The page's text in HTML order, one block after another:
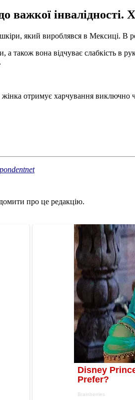
важкої
який вироблявся в Мексиці. В
вона відчуває слабкість в
отримує харчування виключно
про це редакцію.